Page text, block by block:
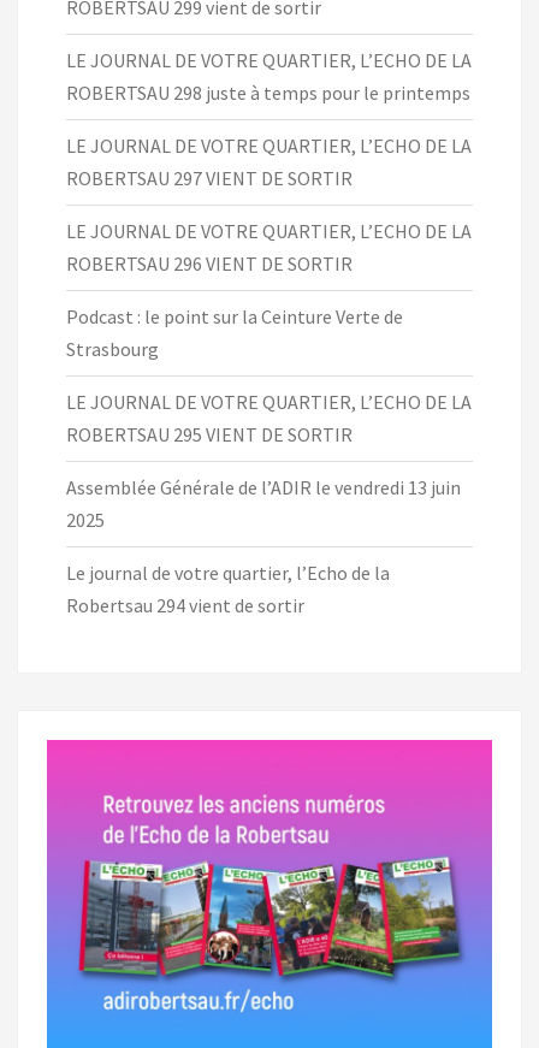
ROBERTSAU 299 vient de sortir
LE JOURNAL DE VOTRE QUARTIER, L’ECHO DE LA
ROBERTSAU 298 juste à temps pour le printemps
LE JOURNAL DE VOTRE QUARTIER, L’ECHO DE LA
ROBERTSAU 297 VIENT DE SORTIR
LE JOURNAL DE VOTRE QUARTIER, L’ECHO DE LA
ROBERTSAU 296 VIENT DE SORTIR
Podcast : le point sur la Ceinture Verte de
Strasbourg
LE JOURNAL DE VOTRE QUARTIER, L’ECHO DE LA
ROBERTSAU 295 VIENT DE SORTIR
Assemblée Générale de l’ADIR le vendredi 13 juin
2025
Le journal de votre quartier, l’Echo de la
Robertsau 294 vient de sortir